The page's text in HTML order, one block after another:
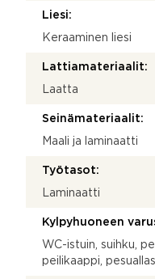
Liesi:
Keraaminen liesi
Lattiamateriaalit:
Laatta
Seinämateriaalit:
Maali ja laminaatti
Työtasot:
Laminaatti
Kylpyhuoneen
WC-istuin, suihku,
peilikaappi,